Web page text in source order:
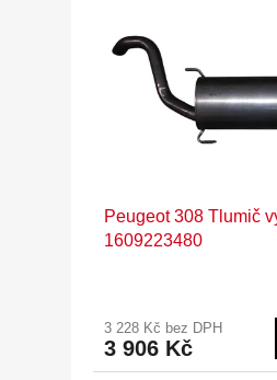
Peugeot 308 Tlumič
1609223480
3 228 Kč bez DPH
3 906 Kč